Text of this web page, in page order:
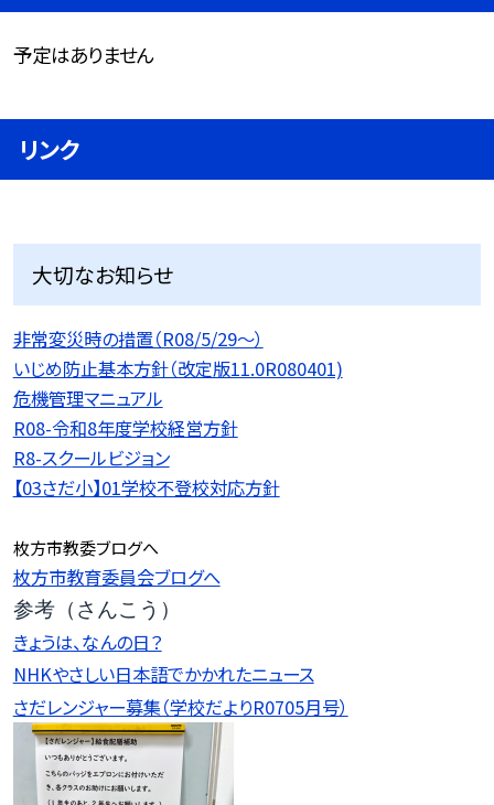
予定はありません
リンク
大切なお知らせ
非常変災時の措置（R08/5/29〜）
いじめ防止基本方針（改定版11.0R080401)
危機管理マニュアル
R08-令和8年度学校経営方針
R8-スクールビジョン
【03さだ小】01学校不登校対応方針
枚方市教委ブログへ
枚方市教育委員会ブログへ
参考（さんこう）
きょうは、なんの日？
NHKやさしい日本語でかかれたニュース
さだレンジャー募集（学校だよりR0705月号）